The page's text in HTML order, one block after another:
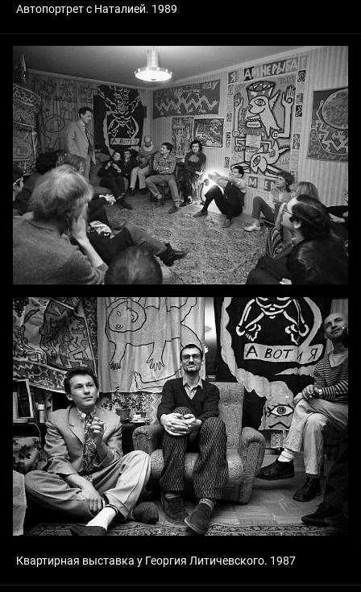
Автопортрет с Наталией. 1989
Квартирная выставка у Георгия Литичевского. 1987